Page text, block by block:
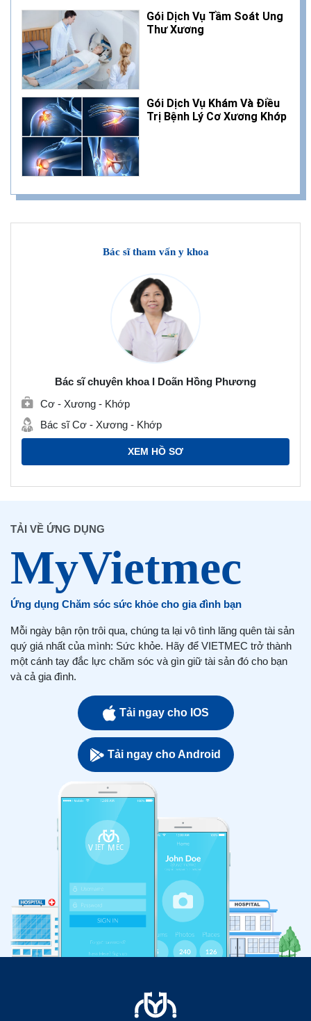
Gói Dịch Vụ Tầm Soát Ung
Thư Xương
Gói Dịch Vụ Khám Và Điều
Trị Bệnh Lý Cơ Xương Khớp
Bác sĩ tham vấn y khoa
Bác sĩ chuyên khoa I Doãn Hồng Phương
Cơ - Xương - Khớp
Bác sĩ Cơ - Xương - Khớp
XEM HỒ SƠ
TẢI VỀ ỨNG DỤNG
Ứng dụng Chăm sóc sức khỏe cho gia đình bạn
Mỗi ngày bận rộn trôi qua, chúng ta lại vô tình lãng quên tài sản
quý giá nhất của mình: Sức khỏe. Hãy để VIETMEC trở thành
một cánh tay đắc lực chăm sóc và gìn giữ tài sản đó cho bạn
và cả gia đình.
Tải ngay cho IOS
Tải ngay cho Android